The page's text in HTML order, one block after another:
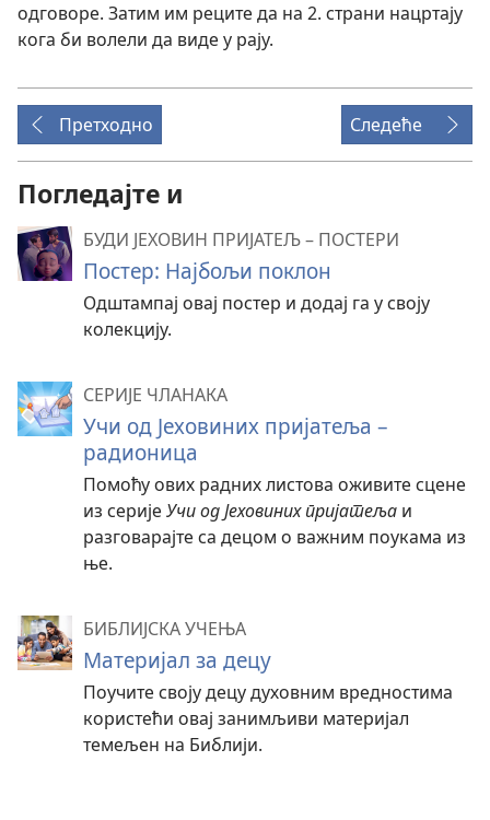
одговоре. Затим им реците да на 2. страни нацртају
кога би волели да виде у рају.
Претходно Следеће
Погледајте и
БУДИ ЈЕХОВИН ПРИЈАТЕЉ – ПОСТЕРИ
Постер: Најбољи поклон
Одштампај овај постер и додај га у своју
колекцију.
СЕРИЈЕ ЧЛАНАКА
Учи од Јеховиних пријатеља –
радионица
Помоћу ових радних листова оживите сцене
из серије Учи од Јеховиних пријатеља и
разговарајте са децом о важним поукама из
ње.
БИБЛИЈСКА УЧЕЊА
Материјал за децу
Поучите своју децу духовним вредностима
користећи овај занимљиви материјал
темељен на Библији.